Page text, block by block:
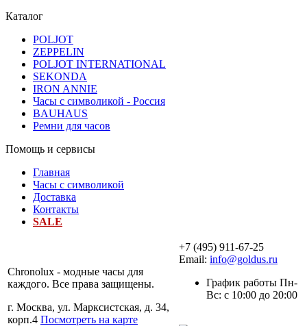
Каталог
POLJOT
ZEPPELIN
POLJOT INTERNATIONAL
SEKONDA
IRON ANNIE
Часы с символикой - Россия
BAUHAUS
Ремни для часов
Помощь и сервисы
Главная
Часы с символикой
Доставка
Контакты
SALE
Chronolux - модные часы для
каждого. Все права защищены.
г. Москва, ул. Марксистская, д. 34,
корп.4 Посмотреть на карте
+7 (495) 911-67-25
Email: info@goldus.ru
График работы Пн-
Вс: с 10:00 до 20:00